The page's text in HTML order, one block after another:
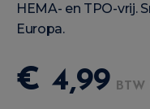
HEMA- en TPO-vrij.
Europa.
€ 4,99